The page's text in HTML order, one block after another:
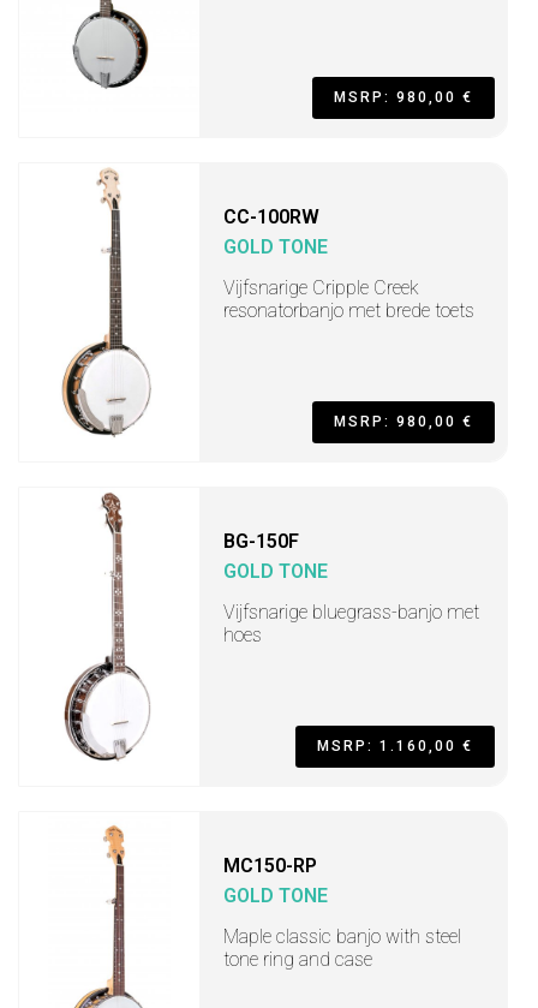
MSRP: 980,00 €
CC-100RW
GOLD TONE
Vijfsnarige Cripple Creek
resonatorbanjo met brede toets
MSRP: 980,00 €
BG-150F
GOLD TONE
Vijfsnarige bluegrass-banjo met
hoes
MSRP: 1.160,00 €
MC150-RP
GOLD TONE
Maple classic banjo with steel
tone ring and case